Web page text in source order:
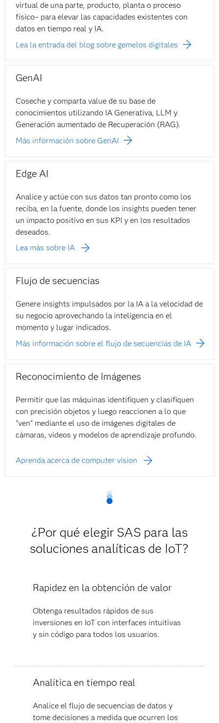
virtual de una parte, producto, planta o proceso
físico– para elevar las capacidades existentes con
datos en tiempo real y IA.
Lea la entrada del blog sobre gemelos digitales
GenAI
Coseche y comparta value de su base de
conocimientos utilizando IA Generativa, LLM y
Generación aumentado de Recuperación (RAG).
Más información sobre GenAI
Edge AI
Analice y actúe con sus datos tan pronto como los
reciba, en la fuente, donde los insights pueden tener
un impacto positivo en sus KPI y en los resultados
deseados.
Lea más sobre IA
Flujo de secuencias
Genere insights impulsados por la IA a la velocidad de
su negocio aprovechando la inteligencia en el
momento y lugar indicados.
Más información sobre el flujo de secuencias de IA
Reconocimiento de Imágenes
Permitir que las máquinas identifiquen y clasifiquen
con precisión objetos y luego reaccionen a lo que
"ven" mediante el uso de imágenes digitales de
cámaras, videos y modelos de aprendizaje profundo.
Aprenda acerca de computer vision
¿Por qué elegir SAS para las
soluciones analíticas de IoT?
Rapidez en la obtención de valor
Obtenga resultados rápidos de sus
inversiones en IoT con interfaces intuitivas
y sin código para todos los usuarios.
Analítica en tiempo real
Analice el flujo de secuencias de datos y
tome decisiones a medida que ocurren los